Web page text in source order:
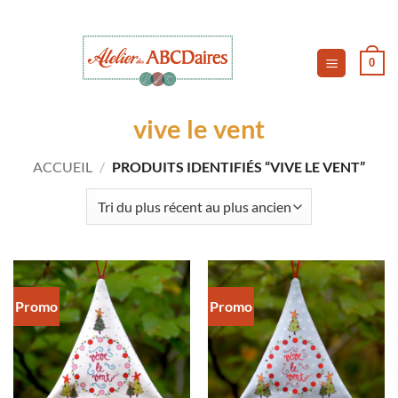
0
vive le vent
ACCUEIL / PRODUITS IDENTIFIÉS “VIVE LE VENT”
Promo Promo